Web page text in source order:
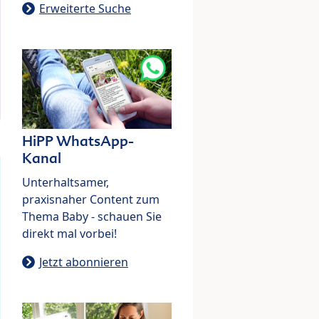
Erweiterte Suche
HiPP WhatsApp-
Kanal
Unterhaltsamer,
praxisnaher Content zum
Thema Baby - schauen Sie
direkt mal vorbei!
Jetzt abonnieren